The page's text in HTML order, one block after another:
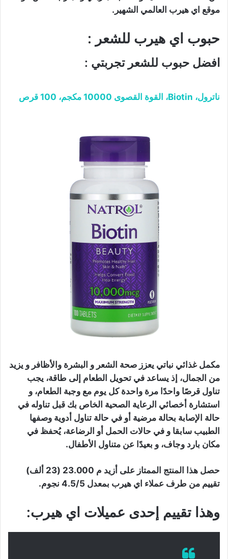
موقع اي هيرب العالمي الشهير.
حبوب اي هيرب للشعر :
افضل حبوب للشعر تجربتي :
ناترول، Biotin، القوة القصوى 10000 مكجم، 100 قرص
مكمل غذائي نباتي يعزز صحة الشعر و البشرة والأظافر و يزيد
من الجمال، إذ يساعد في تحويل الطعام إلى طاقة، يجب
تناول قرصًا واحدًا مرة واحدة كل يوم مع وجبة الطعام، و
استشارة أخصائي الرعاية الصحية الخاص بك قبل تناوله في
حالة الإصابة بحالة مرضية أو في حالة تناول أدوية وصفها
الطبيب سابقا و في حالات الحمل أو الرضاعة، يُحفظ في
مكان بارد وجاف، و بعيدًا عن متناول الأطفال.
حصل هذا المنتج الممتاز على أزيد م 23.000 (23 ألف)
تقييم من طرف عملاء اي هيرب بمعدل 4.5/5 نجوم.
وهذا تقييم إحدى عميلات اي هيرب: